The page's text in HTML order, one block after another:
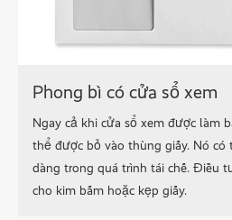
Phong bì có cửa sổ xem
Ngay cả khi cửa sổ xem được làm
thể được bỏ vào thùng giấy. Nó
dàng trong quá trình tái chế. Điều
cho kim bấm hoặc kẹp giấy.